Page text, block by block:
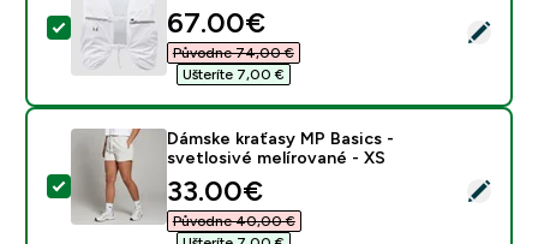
Vybrať tento produkt - MP Hydration Vest - White -
discounted price
67.00€‎
Původne 74,00 €‎
Ušteríte 7,00 €‎
Vybrať tento produkt - Dámske kraťasy MP Basics -
Dámske kraťasy MP Basics -
svetlosivé melírované - XS
discounted price
33.00€‎
Původne 40,00 €‎